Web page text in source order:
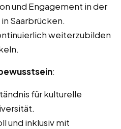
und Engagement in der
Saarbrücken.
weiterzubilden
:
für kulturelle
und inklusiv mit